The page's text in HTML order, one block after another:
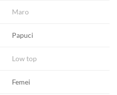
Maro
Papuci
Low top
Femei